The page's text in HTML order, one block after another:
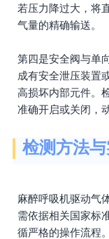
若压力降过大，将
气量的精确输送。
第四是安全阀与单
成有安全泄压装置
高损坏内部元件。
准确开启或关闭，
检测方法
麻醉呼吸机驱动气
需依据相关国家标
循严格的操作流程。